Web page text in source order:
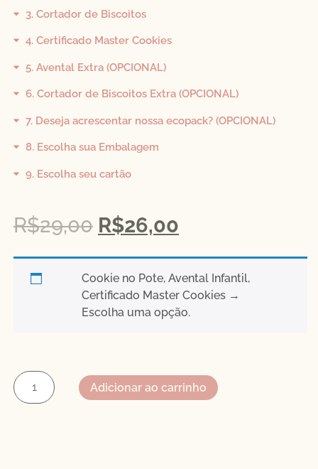
3 Cortador de Biscoitos
4 Certificado Master Cookies
5 Avental Extra (OPCIONAL)
6 Cortador de Biscoitos Extra (OPCIONAL)
7 Deseja acrescentar nossa ecopack? (OPCIONAL)
8 Escolha sua Embalagem
9 Escolha seu cartão
R$29,00 R$26,00
Cookie no Pote, Avental Infantil,
Certificado Master Cookies →
Escolha uma opção.
Adicionar ao carrinho